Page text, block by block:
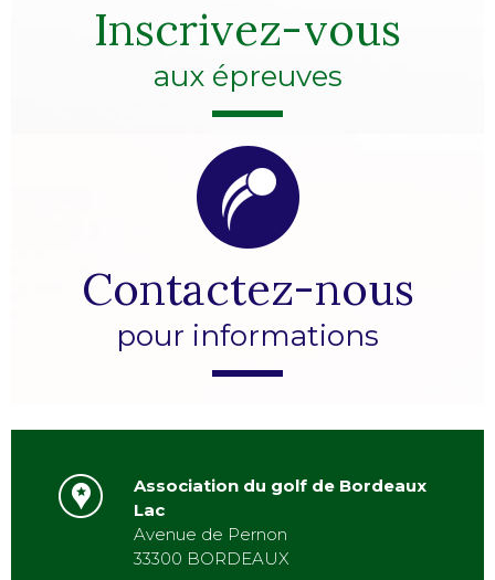
Inscrivez-vous
aux épreuves
Contactez-nous
pour informations
Association du golf de Bordeaux
Lac
Avenue de Pernon
33300 BORDEAUX